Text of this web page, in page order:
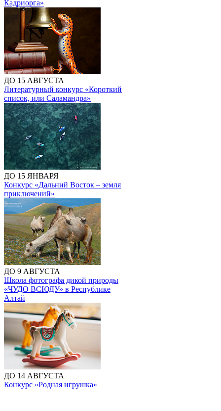
Кадриорга»
ДО 15 АВГУСТА
Литературный конкурс «Короткий
список, или Саламандра»
ДО 15 ЯНВАРЯ
Конкурс «Дальний Восток – земля
приключений»
ДО 9 АВГУСТА
Школа фотографа дикой природы
«ЧУДО ВСЮДУ» в Республике
Алтай
ДО 14 АВГУСТА
Конкурс «Родная игрушка»